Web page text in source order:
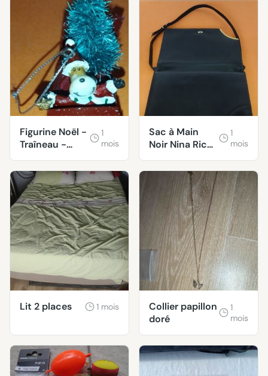
Figurine Noël -
Traîneau -
Sapin - Renne
1
mois
Sac à Main
Noir Nina Ricci
- Bandoulière
Réglable
1
mois
Lit 2 places 1 mois
Collier papillon
doré
1
mois